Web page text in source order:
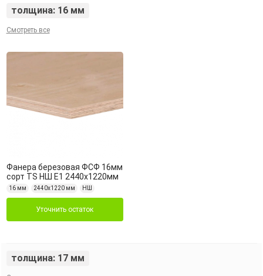
толщина: 16 мм
Смотреть все
Фанера березовая ФСФ 16мм
сорт TS НШ Е1 2440х1220мм
16 мм 2440х1220 мм НШ
Уточнить остаток
толщина: 17 мм